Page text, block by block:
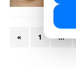
« 1 …